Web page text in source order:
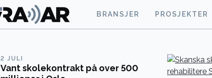
BRANSJER PROSJEKTER
2 JULI
Vant skolekontrakt på over 500